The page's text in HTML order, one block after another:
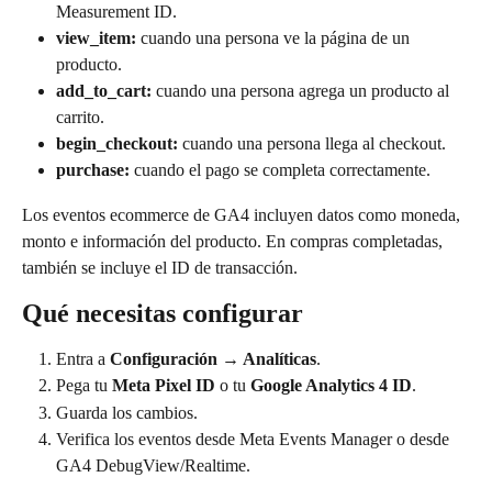
Measurement ID.
view_item: cuando una persona ve la página de un
producto.
add_to_cart: cuando una persona agrega un producto al
carrito.
begin_checkout: cuando una persona llega al checkout.
purchase: cuando el pago se completa correctamente.
Los eventos ecommerce de GA4 incluyen datos como moneda,
monto e información del producto. En compras completadas,
también se incluye el ID de transacción.
Qué necesitas configurar
Entra a Configuración → Analíticas.
Pega tu Meta Pixel ID o tu Google Analytics 4 ID.
Guarda los cambios.
Verifica los eventos desde Meta Events Manager o desde
GA4 DebugView/Realtime.